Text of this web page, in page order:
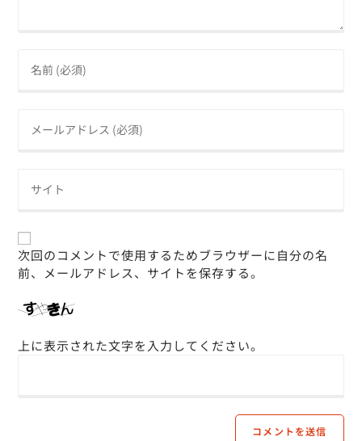
次回のコメントで使用するためブラウザーに自分の名
前、メールアドレス、サイトを保存する。
上に表示された文字を入力してください。